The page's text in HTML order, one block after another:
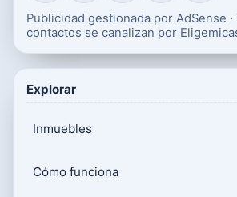
Publicidad gestionada por AdSense
contactos se canalizan por
Explorar
Inmuebles
Cómo funciona